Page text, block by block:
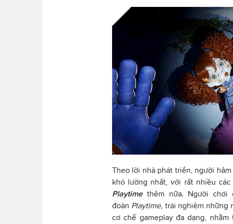
Theo lời nhà phát triển, người
khó lường nhất, với rất nhiều
Playtime thêm nữa. Người
đoàn Playtime, trải nghiệm những
cơ chế gameplay đa dạng,